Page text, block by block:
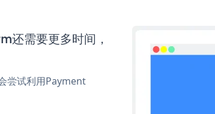
需要更多时间，
尝试利用Payment